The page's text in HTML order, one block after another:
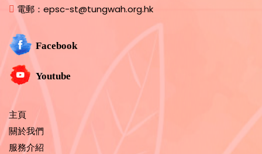
電郵： epsc-st@tungwah.org.hk
Facebook
Youtube
主頁
關於我們
服務介紹